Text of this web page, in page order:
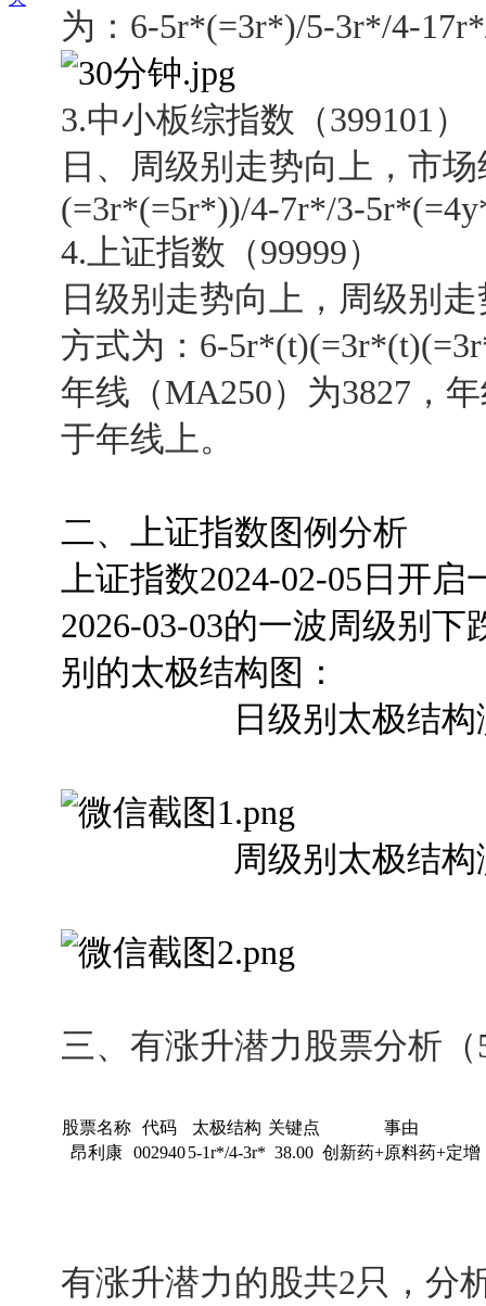
为：6-5r*(=3r*)/5-3r*/4-
3.中小板综指数（399101）
日、周级别走势向上，市
(=3r*(=5r*))/4-7r*/3-
4.上证指数（99999）
日级别走势向上，周级别
方式为：6-
年线（MA250）为3827，
于年线上。
二、上证指数图例分析
上证指数2024-02-05日开
2026-03-03的一波周级别
别的太极结构图：
日级别太极结
周级别太极结构
三、有涨升潜力股票分析（
股票名称 代码 太极结构 关键点
事由
昂利康 0029405-1r*/4-3r* 38.00 创新药+原料药+定增
有涨升潜力的股共2只，分